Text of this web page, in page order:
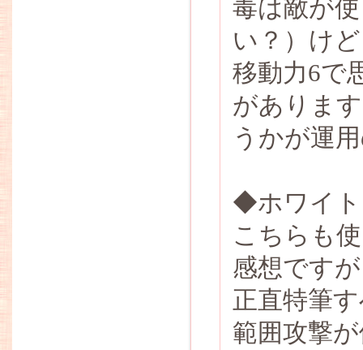
毒は敵が
い？）け
移動力6で
がありま
うかが運
◆ホワイ
こちらも
感想です
正直特筆
範囲攻撃